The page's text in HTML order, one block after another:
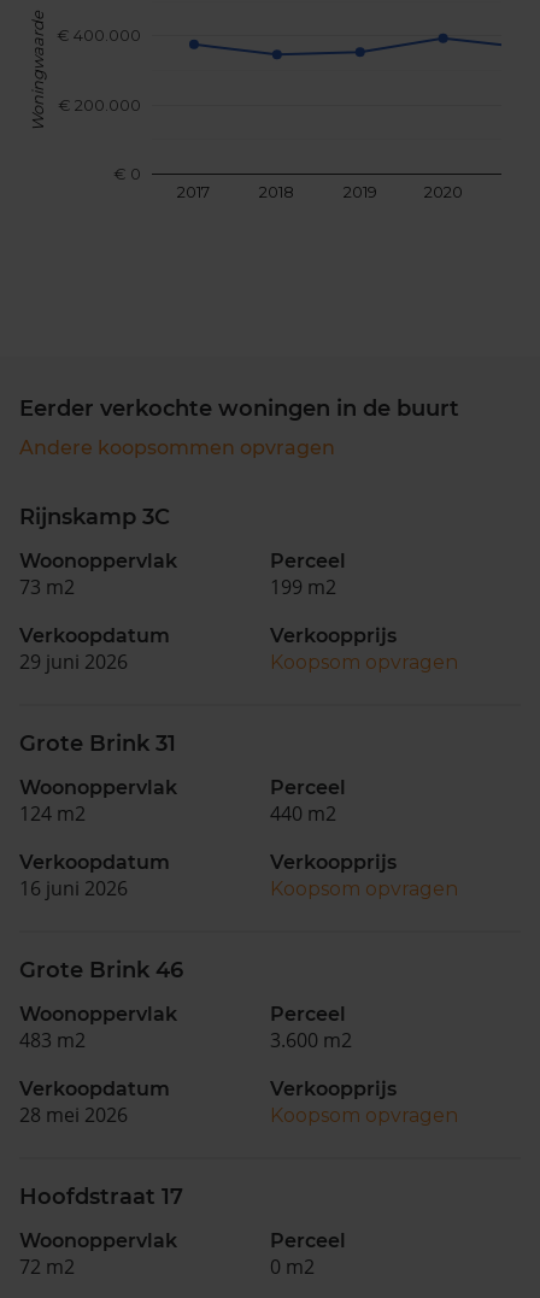
2017 2018 2019 2020
€ 0
€ 200.000
€ 400.000
Woningwaarde
Eerder verkochte woningen in de buurt
Andere koopsommen opvragen
Rijnskamp 3C
Woonoppervlak
73 m2
Perceel
199 m2
Verkoopdatum
29 juni 2026
Verkoopprijs
Koopsom opvragen
Grote Brink 31
Woonoppervlak
124 m2
Perceel
440 m2
Verkoopdatum
16 juni 2026
Verkoopprijs
Koopsom opvragen
Grote Brink 46
Woonoppervlak
483 m2
Perceel
3.600 m2
Verkoopdatum
28 mei 2026
Verkoopprijs
Koopsom opvragen
Hoofdstraat 17
Woonoppervlak
72 m2
Perceel
0 m2